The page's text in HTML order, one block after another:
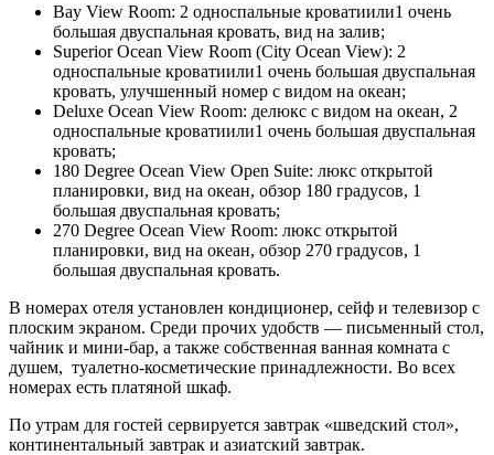
Bay View Room: 2 односпальные кроватиили1 очень
большая двуспальная кровать, вид на залив;
Superior Ocean View Room (City Ocean View): 2
односпальные кроватиили1 очень большая двуспальная
кровать, улучшенный номер с видом на океан;
Deluxe Ocean View Room: делюкс с видом на океан, 2
односпальные кроватиили1 очень большая двуспальная
кровать;
180 Degree Ocean View Open Suite: люкс открытой
планировки, вид на океан, обзор 180 градусов, 1
большая двуспальная кровать;
270 Degree Ocean View Room: люкс открытой
планировки, вид на океан, обзор 270 градусов, 1
большая двуспальная кровать.
В номерах отеля установлен кондиционер, сейф и телевизор с
плоским экраном. Среди прочих удобств — письменный стол,
чайник и мини-бар, а также собственная ванная комната с
душем, туалетно-косметические принадлежности. Во всех
номерах есть платяной шкаф.
По утрам для гостей сервируется завтрак «шведский стол»,
континентальный завтрак и азиатский завтрак.